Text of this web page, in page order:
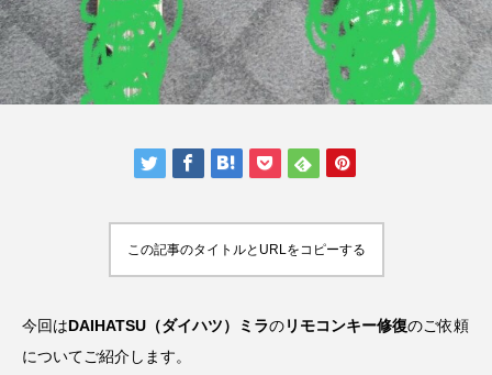
この記事のタイトルとURLをコピーする
今回はDAIHATSU（ダイハツ）ミラのリモコンキー修復のご依頼
についてご紹介します。